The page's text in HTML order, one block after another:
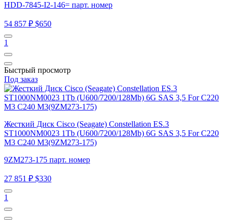
HDD-7845-I2-146= парт. номер
54 857 ₽ $650
1
Быстрый просмотр
Под заказ
Жесткий Диск Cisco (Seagate) Constellation ES.3
ST1000NM0023 1Tb (U600/7200/128Mb) 6G SAS 3,5 For C220
M3 C240 M3(9ZM273-175)
9ZM273-175 парт. номер
27 851 ₽ $330
1